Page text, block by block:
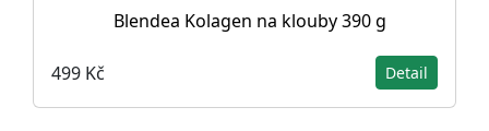
Blendea Kolagen na klouby 390 g
499 Kč Detail